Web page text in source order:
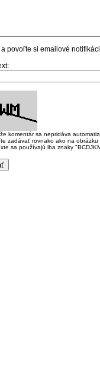
a povoľte si emailové
komentár sa nepridáva
zadávať rovnako ako na
sa používajú iba znaky